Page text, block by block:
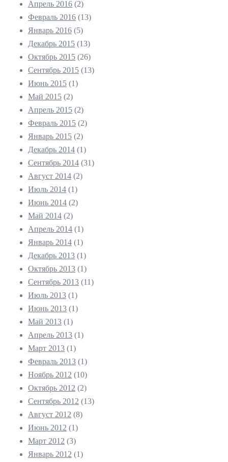
Апрель 2016 (2)
Февраль 2016 (13)
Январь 2016 (5)
Декабрь 2015 (13)
Октябрь 2015 (26)
Сентябрь 2015 (13)
Июнь 2015 (1)
Май 2015 (2)
Апрель 2015 (2)
Февраль 2015 (2)
Январь 2015 (2)
Декабрь 2014 (1)
Сентябрь 2014 (31)
Август 2014 (2)
Июль 2014 (1)
Июнь 2014 (2)
Май 2014 (2)
Апрель 2014 (1)
Январь 2014 (1)
Декабрь 2013 (1)
Октябрь 2013 (1)
Сентябрь 2013 (11)
Июль 2013 (1)
Июнь 2013 (1)
Май 2013 (1)
Апрель 2013 (1)
Март 2013 (1)
Февраль 2013 (1)
Ноябрь 2012 (10)
Октябрь 2012 (2)
Сентябрь 2012 (13)
Август 2012 (8)
Июнь 2012 (1)
Март 2012 (3)
Январь 2012 (1)